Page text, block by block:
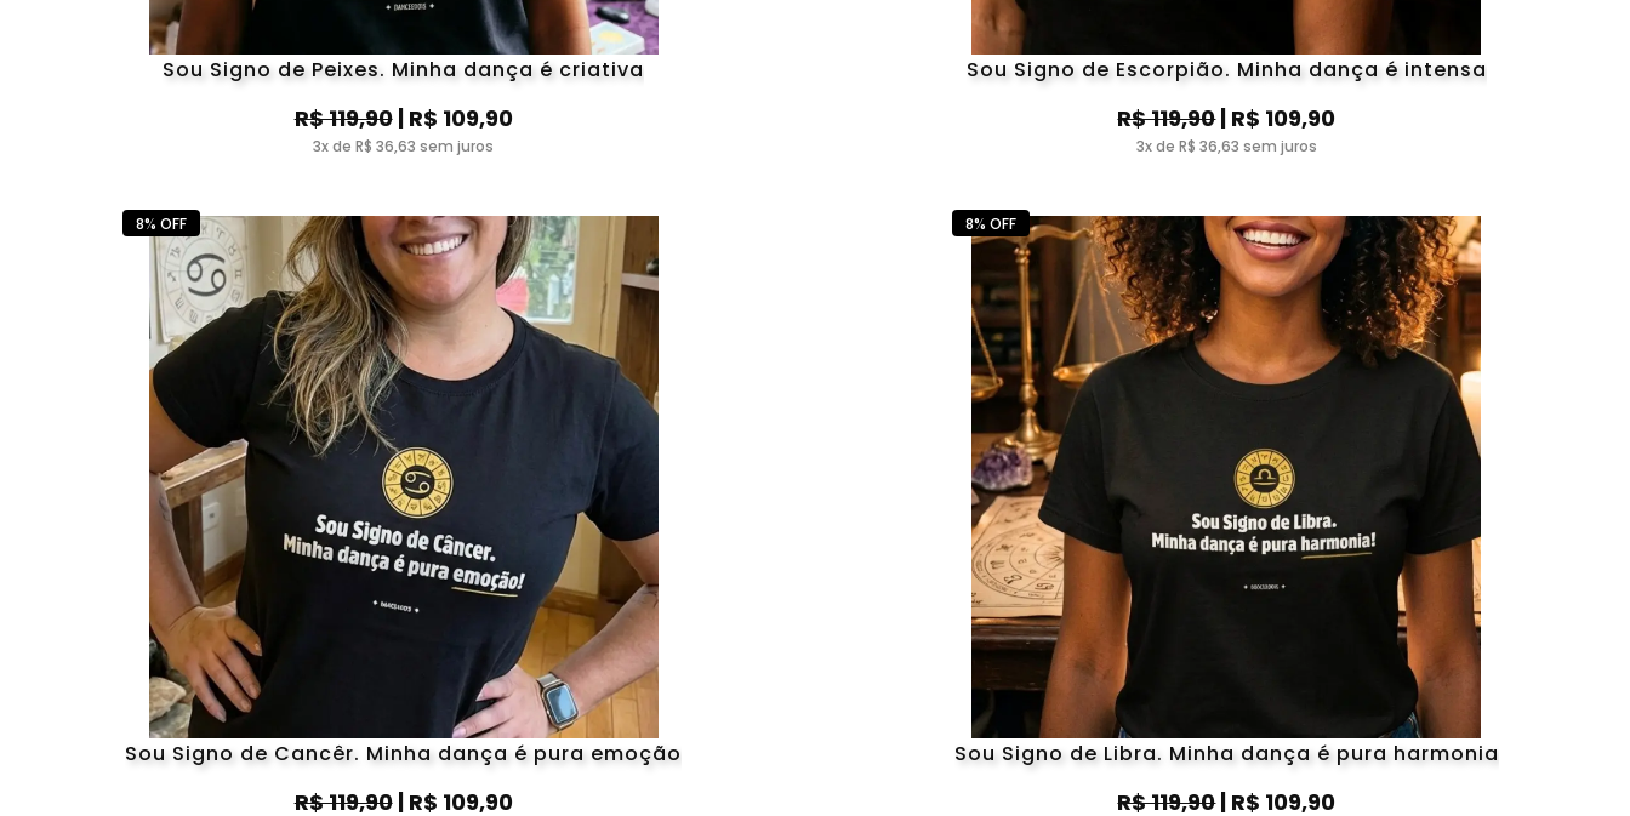
Sou Signo de Peixes. Minha dança é criativa
R$ 119,90| R$ 109,90
3x de R$ 36,63 sem juros
Sou Signo de Escorpião. Minha dança é intensa
R$ 119,90| R$ 109,90
3x de R$ 36,63 sem juros
Sou Signo de Cancêr. Minha dança é pura emoção
R$ 119,90| R$ 109,90
8% OFF
Sou Signo de Libra. Minha dança é pura harmonia
R$ 119,90| R$ 109,90
8% OFF